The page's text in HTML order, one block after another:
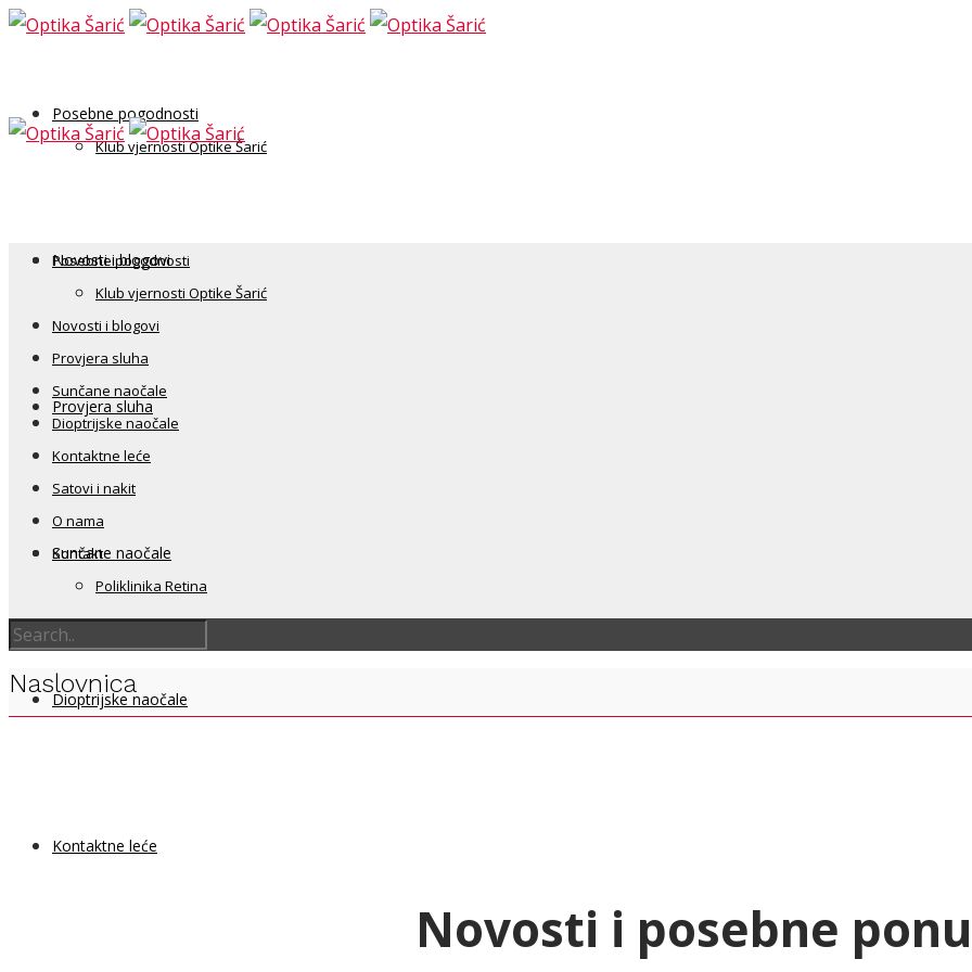
Posebne pogodnosti
Klub vjernosti Optike Šarić
Novosti i blogovi
Provjera sluha
Sunčane naočale
Dioptrijske naočale
Kontaktne leće
Posebne pogodnosti
Klub vjernosti Optike Šarić
Novosti i blogovi
Provjera sluha
Sunčane naočale
Dioptrijske naočale
Kontaktne leće
Satovi i nakit
O nama
Kontakt
Poliklinika Retina
Naslovnica
Novosti i posebne